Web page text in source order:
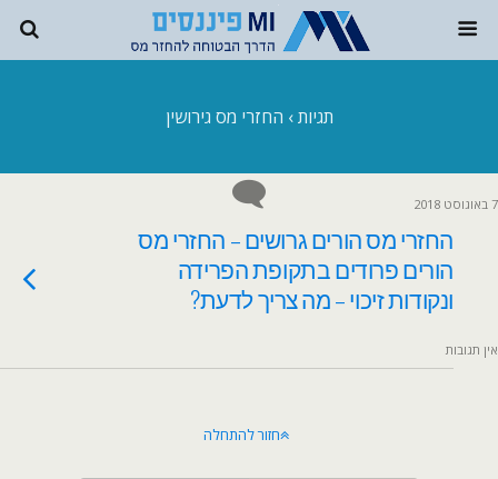
תגיות › החזרי מס גירושין
7 באוגוסט 2018
החזרי מס הורים גרושים – החזרי מס
הורים פרודים בתקופת הפרידה
ונקודות זיכוי – מה צריך לדעת?
אין תגובות
חזור להתחלה